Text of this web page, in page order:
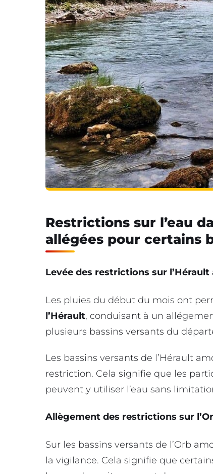
Restrictions sur l’eau
allégées pour certains
Levée des restrictions sur
Les pluies du début du mois ont
l’Hérault, conduisant à un
plusieurs bassins versants du
Les bassins versants de l’Hérault
restriction. Cela signifie que les
peuvent y utiliser l’eau sans
Allègement des restrictions sur
Sur les bassins versants de l’Orb
la vigilance. Cela signifie que